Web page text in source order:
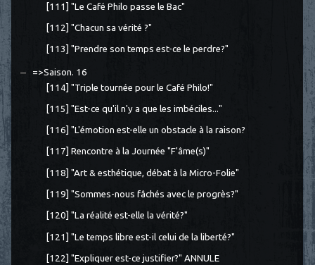
[111] "Le Café Philo passe le Bac"
[112] "Chacun sa vérité ?"
[113] "Prendre son temps est-ce le perdre?"
=>Saison. 16
[114] "Triple tournée pour le Café Philo!"
[115] "Est-ce qu'il n'y a que les imbéciles..."
[116] "L'émotion est-elle un obstacle à la raison?
[117] Rencontre à la Journée "F'âme(s)"
[118] "Art & esthétique, débat à la Micro-Folie"
[119] "Sommes-nous fâchés avec le progrès?"
[120] "La réalité est-elle la vérité?"
[121] "Le temps libre est-il celui de la liberté?"
[122] "Expliquer est-ce justifier?" ANNULE